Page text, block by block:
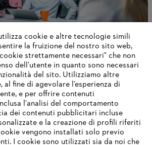
i fornitori
cookie e altre tecnologie simili
la fruizione del nostro sito web,
strettamente necessari" che non
dell’utente in quanto sono necessari
del sito. Utilizziamo altre
fine di agevolare l’esperienza di
e per offrire contenuti
l'analisi del comportamento
dei contenuti pubblicitari incluse
e la creazione di profili riferiti
vengono installati solo previo
I cookie sono utilizzati sia da noi che